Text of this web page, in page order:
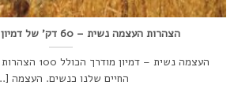
הצהרות העצמה נשית – 60 דק' של דמיון מודרך ללילה
העצמה נשית –
החיים שלנו כנשים. העצמה